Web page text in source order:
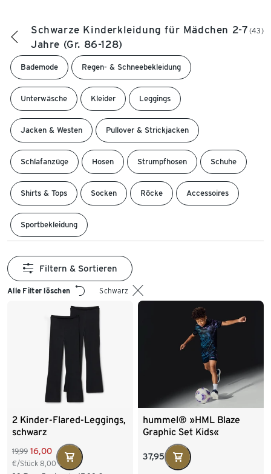
Schwarze Kinderkleidung für Mädchen 2-7
Jahre (Gr. 86-128)
(43)
Bademode Regen- & Schneebekleidung
Unterwäsche Kleider Leggings
Jacken & Westen Pullover & Strickjacken
Schlafanzüge Hosen Strumpfhosen Schuhe
Shirts & Tops Socken Röcke Accessoires
Sportbekleidung
Alle Filter löschen Schwarz
Filtern & Sortieren
2 Kinder-Flared-Leggings,
schwarz
19,99 16,00
€/Stück 8,00
hummel® »HML Blaze
Graphic Set Kids«
37,95